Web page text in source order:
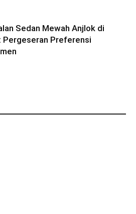
Sedan Mewah Anjlok di
Pergeseran Preferensi